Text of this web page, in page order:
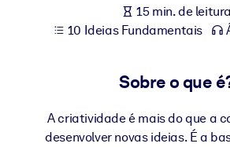
negócios confiável e pronto para uso.
estruturado para melhorar os resultados.
15 min. de leitura
10 Ideias Fundamentais
Sobre o que
A criatividade é mais do que a
desenvolver novas ideias. É a